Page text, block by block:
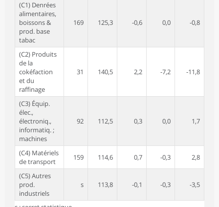
(C1) Denrées
alimentaires,
boissons &
prod. base
tabac
169 125,3 -0,6 0,0 -0,8
(C2) Produits
de la
cokéfaction
et du
raffinage
31 140,5 2,2 -7,2 -11,8
(C3) Équip.
élec.,
électroniq.,
informatiq. ;
machines
92 112,5 0,3 0,0 1,7
(C4) Matériels
de transport
159 114,6 0,7 -0,3 2,8
(C5) Autres
prod.
industriels
s 113,8 -0,1 -0,3 -3,5